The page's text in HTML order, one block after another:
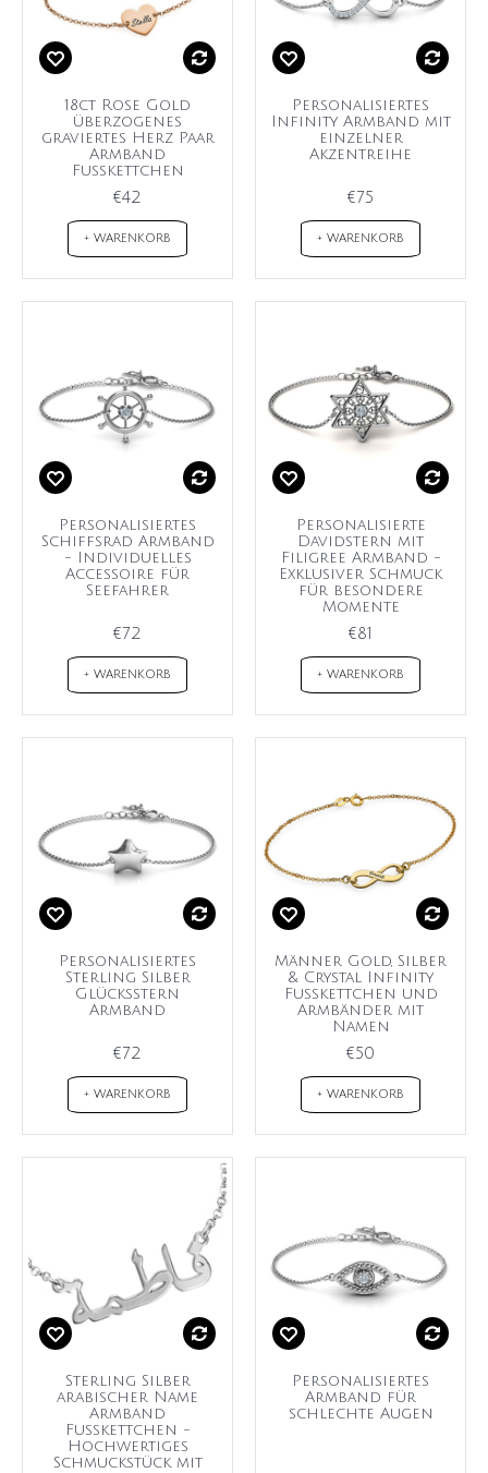
18ct Rose Gold
überzogenes
graviertes Herz Paar
Armband
Fußkettchen
€42
+ WARENKORB
Personalisiertes
Infinity Armband mit
einzelner
Akzentreihe
€75
+ WARENKORB
Personalisiertes
Schiffsrad Armband
- Individuelles
Accessoire für
Seefahrer
€72
+ WARENKORB
Personalisierte
Davidstern mit
Filigree Armband -
Exklusiver Schmuck
für besondere
Momente
€81
+ WARENKORB
Personalisiertes
Sterling Silber
Glücksstern
Armband
€72
+ WARENKORB
Männer Gold, Silber
& Crystal Infinity
Fußkettchen und
Armbänder mit
Namen
€50
+ WARENKORB
Sterling Silber
arabischer Name
Armband
Fußkettchen -
Hochwertiges
Schmuckstück mit
Personalisiertes
Armband für
schlechte Augen